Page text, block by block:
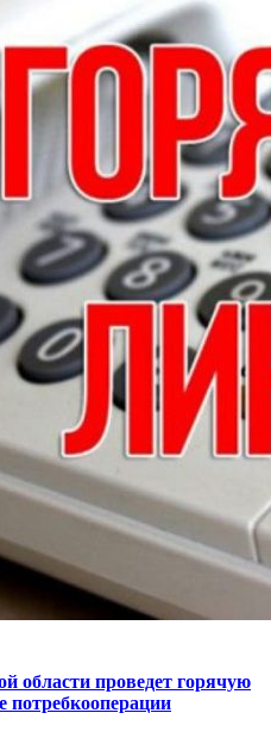
области проведет горячую
потребкооперации